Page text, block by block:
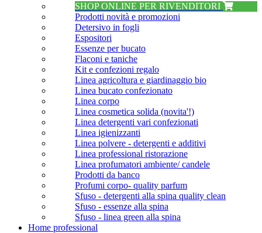
SHOP ONLINE PER RIVENDITORI
Prodotti novità e promozioni
Detersivo in fogli
Espositori
Essenze per bucato
Flaconi e taniche
Kit e confezioni regalo
Linea agricoltura e giardinaggio bio
Linea bucato confezionato
Linea corpo
Linea cosmetica solida (novita'!)
Linea detergenti vari confezionati
Linea igienizzanti
Linea polvere - detergenti e additivi
Linea professional ristorazione
Linea profumatori ambiente/ candele
Prodotti da banco
Profumi corpo- quality parfum
Sfuso - detergenti alla spina quality clean
Sfuso - essenze alla spina
Sfuso - linea green alla spina
Home professional